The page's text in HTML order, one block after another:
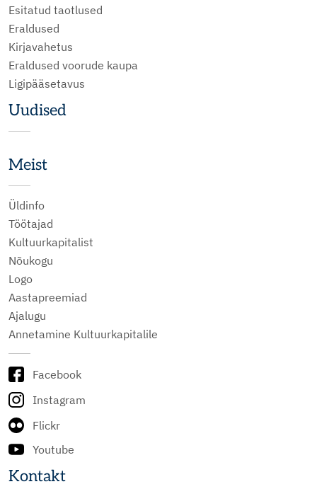
Esitatud taotlused
Eraldused
Kirjavahetus
Eraldused voorude kaupa
Ligipääsetavus
Uudised
Meist
Üldinfo
Töötajad
Kultuurkapitalist
Nõukogu
Logo
Aastapreemiad
Ajalugu
Annetamine Kultuurkapitalile
Facebook
Instagram
Flickr
Youtube
Kontakt